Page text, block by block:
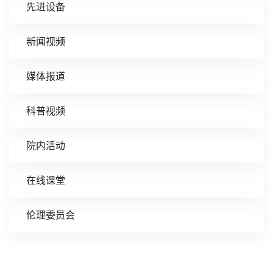
先进设备
新闻视频
媒体报道
科普视频
院内活动
在线课堂
伦理委员会